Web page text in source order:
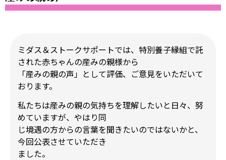
ミダス＆ ストークサポートでは、特別養子縁組で託
された赤ちゃんの産みの親様から
「産みの親の声」として評価、ご意見をいただいて
おります。
私たちは産みの親の気持ちを理解したいと日々、努
めていますが、やはり同
じ境遇の方からの言葉を聞きたいのではないかと、
今回公表させていただき
ました。